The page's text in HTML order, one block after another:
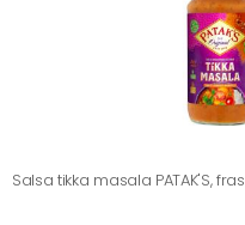
Salsa tikka masala PATAK'S,